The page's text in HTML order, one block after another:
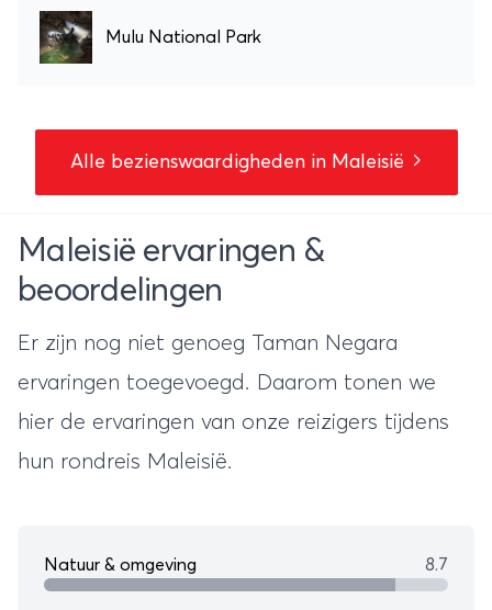
Mulu National Park
Alle bezienswaardigheden in Maleisië
Maleisië ervaringen &
beoordelingen
Er zijn nog niet genoeg Taman Negara
ervaringen toegevoegd. Daarom tonen we
hier de ervaringen van onze reizigers tijdens
hun rondreis Maleisië.
Natuur & omgeving 8.7